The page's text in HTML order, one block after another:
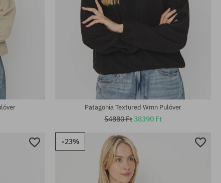
Elérhető méretek:
Patagonia Textured Wmn Pulóver
54880 Ft38390 Ft
-23%